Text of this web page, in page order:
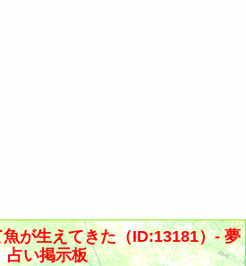
が生えてきた（ID:13181）- 夢
占い掲示板